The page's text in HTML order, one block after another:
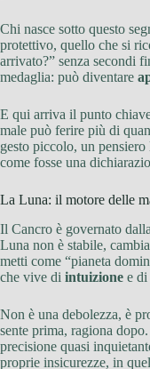
Chi nasce sotto questo
protettivo, quello che si
arrivato?” senza secondi
medaglia: può diventare
E qui arriva il punto
male può ferire più di
gesto piccolo, un
come fosse una
La Luna: il motore delle
Il Cancro è governato dalla
Luna non è stabile,
metti come “pianeta
che vive di intuizione e di
Non è una debolezza, è
sente prima, ragiona
precisione quasi
proprie insicurezze, in